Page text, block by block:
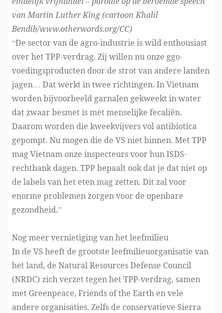
van Martin Luther King (cartoon Khalil
Bendib/www.otherwords.org/CC)
“De sector van de agro-industrie is wild enthousiast
over het TPP-verdrag. Zij willen nu onze ggo-
voedingsproducten door de strot van andere landen
jagen… Dat werkt in twee richtingen. In Vietnam
worden bijvoorbeeld garnalen gekweekt in water
dat zwaar besmet is met menselijke fecaliën.
Daarom worden die kweekvijvers vol antibiotica
gepompt. Nu mogen die de VS niet binnen. Met TPP
mag Vietnam onze inspecteurs voor hun ISDS-
rechtbank dagen. TPP bepaalt ook dat je dat niet op
de labels van het eten mag zetten. Dit zal voor
enorme problemen zorgen voor de openbare
gezondheid.”
Nog meer vernietiging van het leefmilieu
In de VS heeft de grootste leefmilieuorganisatie van
het land, de Natural Resources Defense Council
(NRDC) zich verzet tegen het TPP-verdrag, samen
met Greenpeace, Friends of the Earth en vele
andere organisaties. Zelfs de conservatieve Sierra